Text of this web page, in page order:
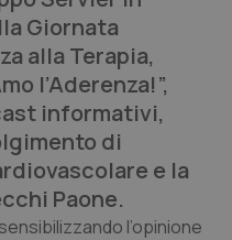
Giornata
alla Terapia,
l’Aderenza!”,
informativi,
di
e la
Paone.
l’opinione